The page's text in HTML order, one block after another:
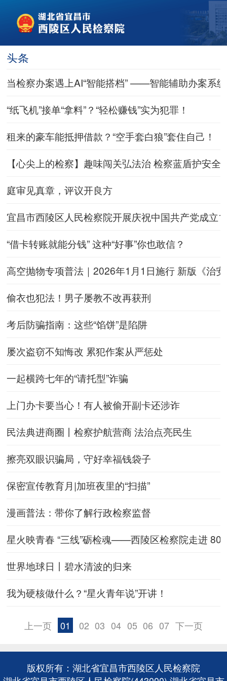
头条
当检察办案遇上AI“智能搭档” ——智能辅助办案系
“纸飞机”接单“拿料”？“轻松赚钱”实为犯罪！
租来的豪车能抵押借款？“空手套白狼”套住自己！
【心尖上的检察】趣味闯关弘法治 检察蓝盾护安全
庭审见真章，评议开良方
宜昌市西陵区人民检察院开展庆祝中国共产党成立
“借卡转账就能分钱” 这种“好事”你也敢信？
高空抛物专项普法｜2026年1月1日施行 新版《治
偷衣也犯法！男子屡教不改再获刑
考后防骗指南：这些“馅饼”是陷阱
屡次盗窃不知悔改 累犯作案从严惩处
一起横跨七年的“请托型”诈骗
上门办卡要当心！有人被偷开副卡还涉诈
民法典进商圈丨检察护航营商 法治点亮民生
擦亮双眼识骗局，守好幸福钱袋子
保密宣传教育月|加班夜里的“扫描”
漫画普法：带你了解行政检察监督
星火映青春 “三线”砺检魂——西陵区检察院走进
世界地球日丨碧水清波的归来
我为硬核做什么？“星火青年说”开讲！
上一页 01 02 03 04 05 06 07 下一页
版权所有：湖北省宜昌市西陵区人民检察院